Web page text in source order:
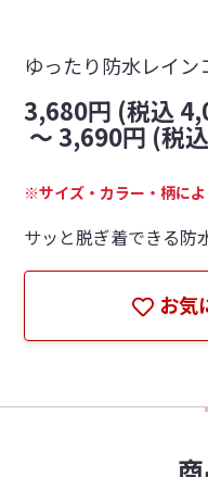
ゆったり防水レイン
3,680円 (税込
～3,690円 (税
※サイズ・カラー・柄によ
サッと脱ぎ着できる防
お気